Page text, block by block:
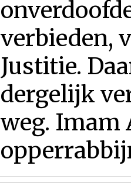
verbieden,
Justitie.
dergelijk
weg. Imam